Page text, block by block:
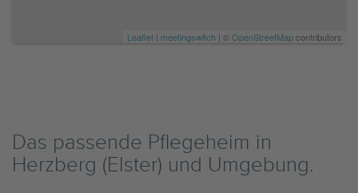
Leaflet | meetingswitch | ©OpenStreetMapcontributors
Das passende Pflegeheim in
Herzberg (Elster) und Umgebung.